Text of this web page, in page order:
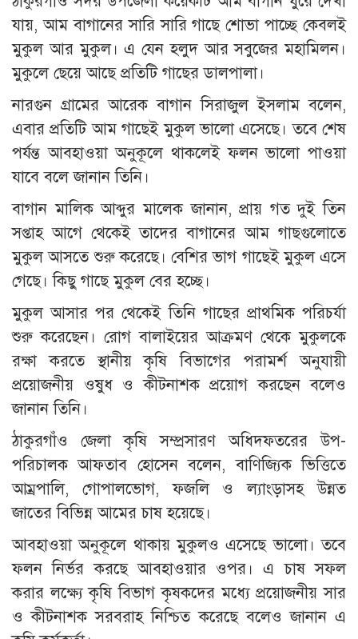
যায়, আম বাগানের সারি সারি গাছে শোভা পাচ্ছে কেবলই
মুকুল আর মুকুল। এ যেন হলুদ আর সবুজের মহামিলন।
মুকুলে ছেয়ে আছে প্রতিটি গাছের ডালপালা।
নারগুন গ্রামের আরেক বাগান সিরাজুল ইসলাম বলেন,
এবার প্রতিটি আম গাছেই মুকুল ভালো এসেছে। তবে শেষ
পর্যন্ত আবহাওয়া অনুকূলে থাকলেই ফলন ভালো পাওয়া
যাবে বলে জানান তিনি।
বাগান মালিক আব্দুর মালেক জানান, প্রায় গত দুই তিন
সপ্তাহ আগে থেকেই তাদের বাগানের আম গাছগুলোতে
মুকুল আসতে শুরু করেছে। বেশির ভাগ গাছেই মুকুল এসে
গেছে। কিছু গাছে মুকুল বের হচ্ছে।
মুকুল আসার পর থেকেই তিনি গাছের প্রাথমিক পরিচর্যা
শুরু করেছেন। রোগ বালাইয়ের আক্রমণ থেকে মুকুলকে
রক্ষা করতে স্থানীয় কৃষি বিভাগের পরামর্শ অনুযায়ী
প্রয়োজনীয় ওষুধ ও কীটনাশক প্রয়োগ করছেন বলেও
জানান তিনি।
ঠাকুরগাঁও জেলা কৃষি সম্প্রসারণ অধিদফতরের উপ-
পরিচালক আফতাব হোসেন বলেন, বাণিজ্যিক ভিত্তিতে
আম্রপালি, গোপালভোগ, ফজলি ও ল্যাংড়াসহ উন্নত
জাতের বিভিন্ন আমের চাষ হয়েছে।
আবহাওয়া অনুকূলে থাকায় মুকুলও এসেছে ভালো। তবে
ফলন নির্ভর করছে আবহাওয়ার ওপর। এ চাষ সফল
করার লক্ষ্যে কৃষি বিভাগ কৃষকদের মধ্যে প্রয়োজনীয় সার
ও কীটনাশক সরবরাহ নিশ্চিত করেছে বলেও জানান এ